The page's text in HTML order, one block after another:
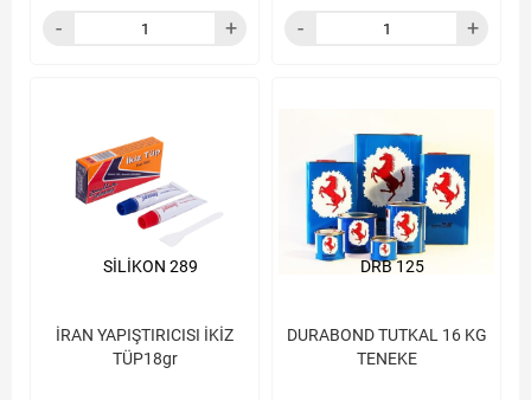
İRAN YAPIŞTIRICISI İKİZ
TÜP18gr
SİLİKON 289
DURABOND TUTKAL 16 KG
TENEKE
DRB 125